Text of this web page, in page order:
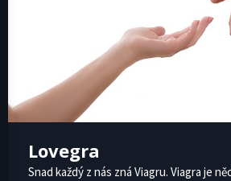
Lovegra
Snad každý z nás zná Viagru. Viagra je